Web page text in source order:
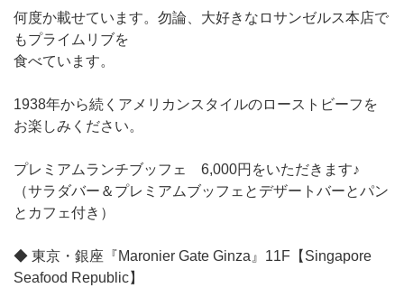
何度か載せています。勿論、大好きなロサンゼルス本店で
もプライムリブを
食べています。
1938年から続くアメリカンスタイルのローストビーフを
お楽しみください。
プレミアムランチブッフェ 6,000円をいただきます♪
（サラダバー＆プレミアムブッフェとデザートバーとパン
とカフェ付き）
◆ 東京・銀座『Maronier Gate Ginza』11F【Singapore
Seafood Republic】